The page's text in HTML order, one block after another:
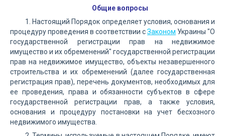
Общие вопросы
1. Настоящий Порядок определяет условия, основания и
процедуру проведения в соответствии сЗаконом Украины "О
государственной регистрации прав на недвижимое
имущество и их обременений" государственной регистрации
прав на недвижимое имущество, объекты незавершенного
строительства и их обременений (далее государственная
регистрация прав), перечень документов, необходимых для
ее проведения, права и обязанности субъектов в сфере
государственной регистрации прав, а также условия,
основания и процедуру постановки на учет бесхозного
недвижимого имущества.